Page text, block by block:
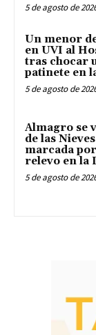
5 de agosto de
Un menor
en UVI al
tras chocar
patinete en
5 de agosto de
Almagro se
de las
marcada
relevo en la
5 de agosto de